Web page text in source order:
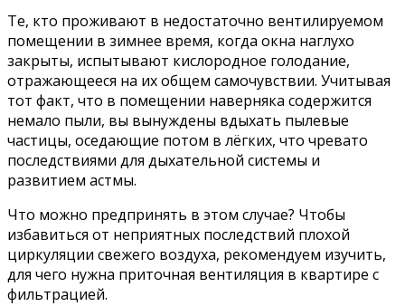
Те, кто проживают в недостаточно вентилируемом
помещении в зимнее время, когда окна наглухо
закрыты, испытывают кислородное голодание,
отражающееся на их общем самочувствии. Учитывая
тот факт, что в помещении наверняка содержится
немало пыли, вы вынуждены вдыхать пылевые
частицы, оседающие потом в лёгких, что чревато
последствиями для дыхательной системы и
развитием астмы.
Что можно предпринять в этом случае? Чтобы
избавиться от неприятных последствий плохой
циркуляции свежего воздуха, рекомендуем изучить,
для чего нужна приточная вентиляция в квартире с
фильтрацией.